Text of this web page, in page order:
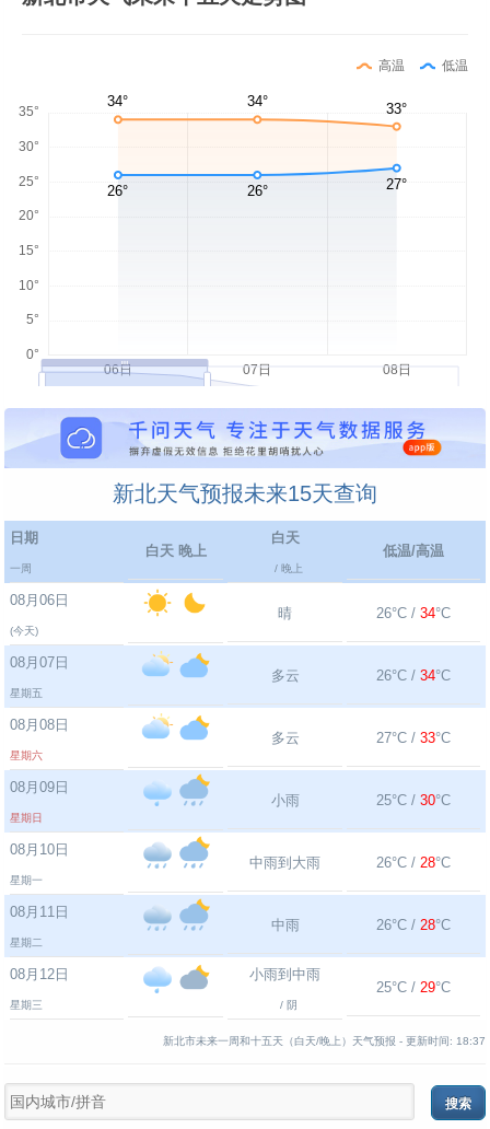
高温 低温
新北天气预报未来15天查询
日期
一周
白天 晚上
白天
/ 晚上
低温/高温
08月06日
(今天)
晴 26°C / 34°C
08月07日
星期五
多云 26°C / 34°C
08月08日
星期六
多云 27°C / 33°C
08月09日
星期日
小雨 25°C / 30°C
08月10日
星期一
中雨到大雨 26°C / 28°C
08月11日
星期二
中雨 26°C / 28°C
08月12日
星期三
小雨到中雨
/ 阴
25°C / 29°C
新北市未来一周和十五天（白天/晚上）天气预报 - 更新时间: 18:37